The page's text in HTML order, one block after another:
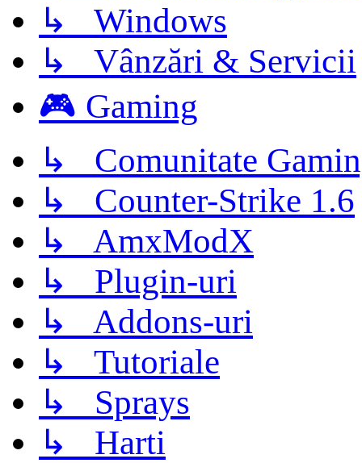
↳ Windows
↳ Vânzări & Servicii
🎮 Gaming
↳ Comunitate
↳ Counter-Strike 1.6
↳ AmxModX
↳ Plugin-uri
↳ Addons-uri
↳ Tutoriale
↳ Sprays
↳ Harti